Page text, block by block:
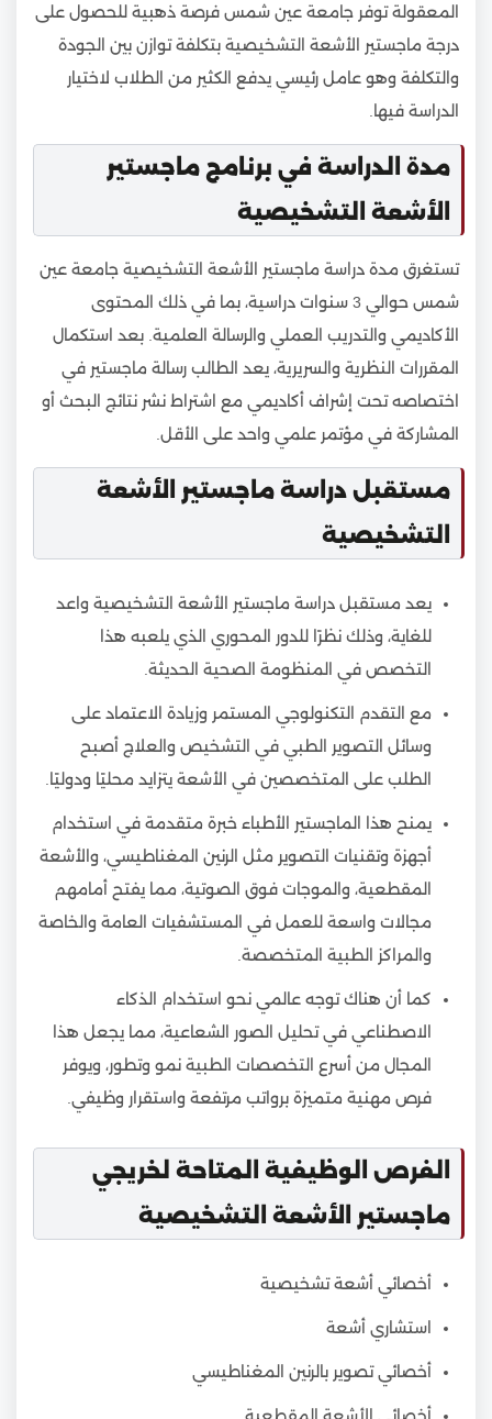
المعقولة توفر جامعة عين شمس فرصة ذهبية للحصول على
درجة ماجستير الأشعة التشخيصية بتكلفة توازن بين الجودة
والتكلفة وهو عامل رئيسي يدفع الكثير من الطلاب لاختيار
الدراسة فيها.
مدة الدراسة في برنامج ماجستير
الأشعة التشخيصية
تستغرق مدة دراسة ماجستير الأشعة التشخيصية جامعة عين
شمس حوالي 3 سنوات دراسية، بما في ذلك المحتوى
الأكاديمي والتدريب العملي والرسالة العلمية. بعد استكمال
المقررات النظرية والسريرية، يعد الطالب رسالة ماجستير في
اختصاصه تحت إشراف أكاديمي مع اشتراط نشر نتائج البحث أو
المشاركة في مؤتمر علمي واحد على الأقل.
مستقبل دراسة ماجستير الأشعة
التشخيصية
يعد مستقبل دراسة ماجستير الأشعة التشخيصية واعد
للغاية، وذلك نظرًا للدور المحوري الذي يلعبه هذا
التخصص في المنظومة الصحية الحديثة.
مع التقدم التكنولوجي المستمر وزيادة الاعتماد على
وسائل التصوير الطبي في التشخيص والعلاج أصبح
الطلب على المتخصصين في الأشعة يتزايد محليًا ودوليًا.
يمنح هذا الماجستير الأطباء خبرة متقدمة في استخدام
أجهزة وتقنيات التصوير مثل الرنين المغناطيسي، والأشعة
المقطعية، والموجات فوق الصوتية، مما يفتح أمامهم
مجالات واسعة للعمل في المستشفيات العامة والخاصة
والمراكز الطبية المتخصصة.
كما أن هناك توجه عالمي نحو استخدام الذكاء
الاصطناعي في تحليل الصور الشعاعية، مما يجعل هذا
المجال من أسرع التخصصات الطبية نمو وتطور، ويوفر
فرص مهنية متميزة برواتب مرتفعة واستقرار وظيفي.
الفرص الوظيفية المتاحة لخريجي
ماجستير الأشعة التشخيصية
أخصائي أشعة تشخيصية
استشاري أشعة
أخصائي تصوير بالرنين المغناطيسي
أخصائي الأشعة المقطعية